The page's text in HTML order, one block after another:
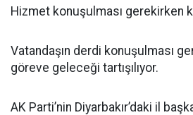
Hizmet konuşulması gerekirken
Vatandaşın derdi konuşulması
göreve geleceği tartışılıyor.
AK Parti’nin Diyarbakır’daki il